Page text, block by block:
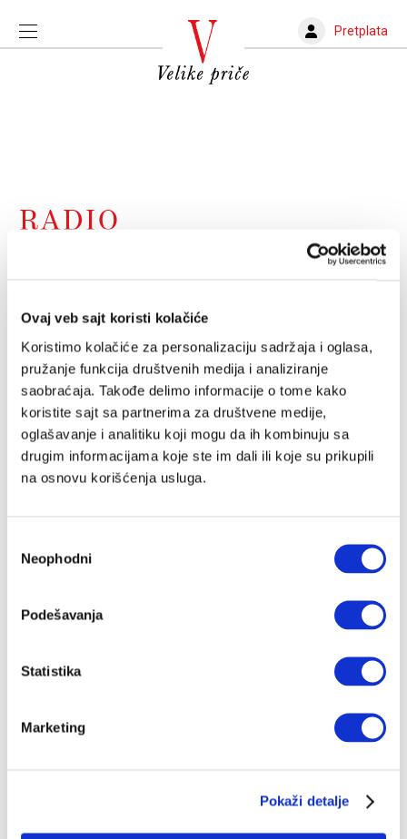
Ovaj veb sajt koristi kolačiće
Koristimo kolačiće za personalizaciju sadržaja i oglasa,
pružanje funkcija društvenih medija i analiziranje
saobraćaja. Takođe delimo informacije o tome kako
koristite sajt sa partnerima za društvene medije,
oglašavanje i analitiku koji mogu da ih kombinuju sa
drugim informacijama koje ste im dali ili koje su prikupili
na osnovu korišćenja usluga.
сагласности
Neophodni
Podešavanja
Statistika
Marketing
Pokaži detalje
Pretplata
RADIO
Ono što ti se uskrati u formativnim godinama, nikad
IVICA IVANIŠEVIĆ 26.04.2025.